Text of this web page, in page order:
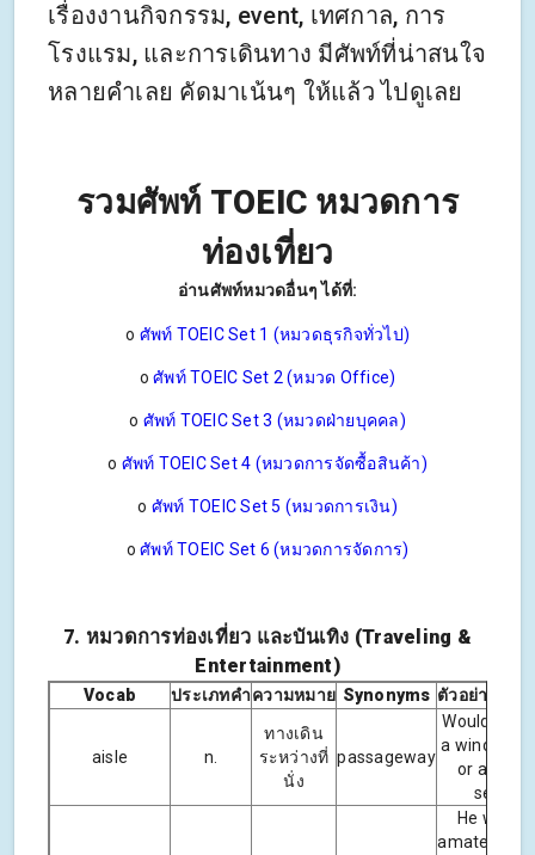
เรื่องงานกิจกรรม, event, เทศกาล, การ
โรงแรม, และการเดินทาง มีศัพท์ที่น่าสนใจ
หลายคำเลย คัดมาเน้นๆ ให้แล้ว ไปดูเลย
รวมศัพท์ TOEIC หมวดการ
ท่องเที่ยว
อ่านศัพท์หมวดอื่นๆ ได้ที่:
o ศัพท์ TOEIC Set 1 (หมวดธุรกิจทั่วไป)
oศัพท์ TOEIC Set 2 (หมวด Office)
o ศัพท์ TOEIC Set 3 (หมวดฝ่ายบุคคล)
o ศัพท์ TOEIC Set 4 (หมวดการจัดซื้อสินค้า)
o ศัพท์ TOEIC Set 5 (หมวดการเงิน)
o ศัพท์ TOEIC Set 6 (หมวดการจัดการ)
7. หมวดการท่องเที่ยว และบันเทิง (Traveling &
Entertainment)
Vocab ประเภทคำความหมาย Synonyms ตัวอย่างประ
aisle n.
ทางเดิน
ระหว่างที่
นั่ง
passageway
Would you
a window
or an
seat?
He was
amateur